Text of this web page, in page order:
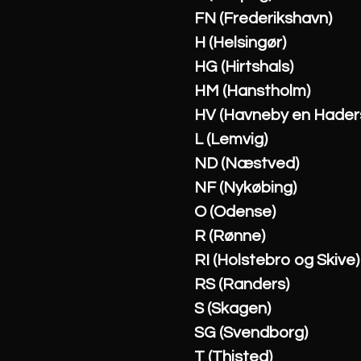
FN (Frederikshavn)
H (Helsingør)
HG (Hirtshals)
HM (Hanstholm)
HV (Havneby en
L (Lemvig)
ND (Næstved)
NF (Nykøbing)
O (Odense)
R (Rønne)
RI (Holstebro og Skive)
RS (Randers)
S (Skagen)
SG (Svendborg)
T (Thisted)